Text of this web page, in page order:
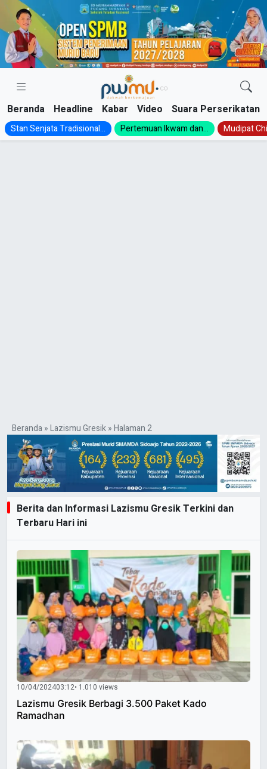
Skip
content
Beranda Headline Kabar Video Suara Perserikatan
Stan Senjata Tradisional... Pertemuan Ikwam dan... Mudipat
Beranda»Lazismu Gresik»Halaman 2
Berita dan Informasi Lazismu Gresik Terkini dan
Terbaru Hari ini
10/04/202403:12• 1.010 views
Lazismu Gresik Berbagi 3.500 Paket Kado
Ramadhan